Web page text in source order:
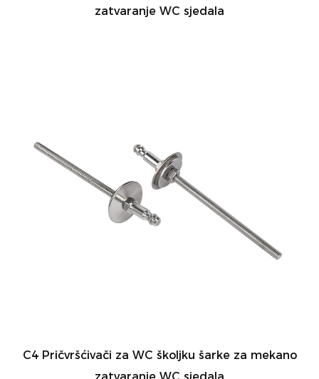
zatvaranje WC sjedala
C4 Pričvršćivači za WC školjku šarke za mekano